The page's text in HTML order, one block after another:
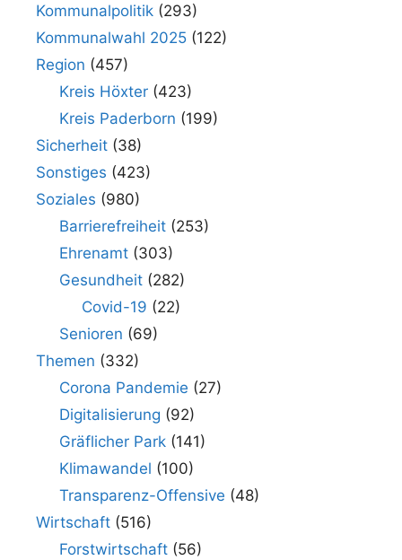
Kommunalpolitik (293)
Kommunalwahl 2025 (122)
Region (457)
Kreis Höxter(423)
Kreis Paderborn (199)
Sicherheit (38)
Sonstiges (423)
Soziales (980)
Barrierefreiheit(253)
Ehrenamt(303)
Gesundheit(282)
Covid-19 (22)
Senioren (69)
Themen (332)
Corona Pandemie (27)
Digitalisierung (92)
Gräflicher Park(141)
Klimawandel (100)
Transparenz-Offensive (48)
Wirtschaft (516)
Forstwirtschaft(56)